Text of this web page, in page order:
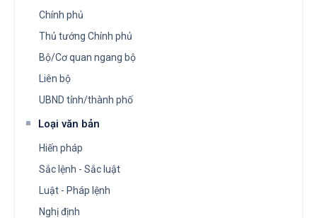
Chính phủ
Thủ tướng Chính phủ
Bộ/Cơ quan ngang bộ
Liên bộ
UBND tỉnh/thành phố
Loại văn bản
Hiến pháp
Sắc lệnh - Sắc luật
Luật - Pháp lệnh
Nghị định